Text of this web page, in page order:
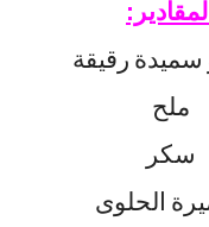
المقادير:
ملح
سكر